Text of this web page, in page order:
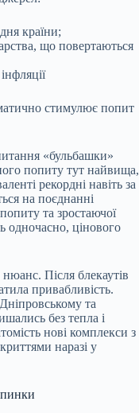
країни;
що повертаються
стимулює попит
«бульбашки»
попиту тут найвища,
рекордні навіть за
на поєднанні
та зростаючої
одночасно, цінового
Після блекаутів
привабливість.
та
без тепла і
нові комплекси з
наразі у